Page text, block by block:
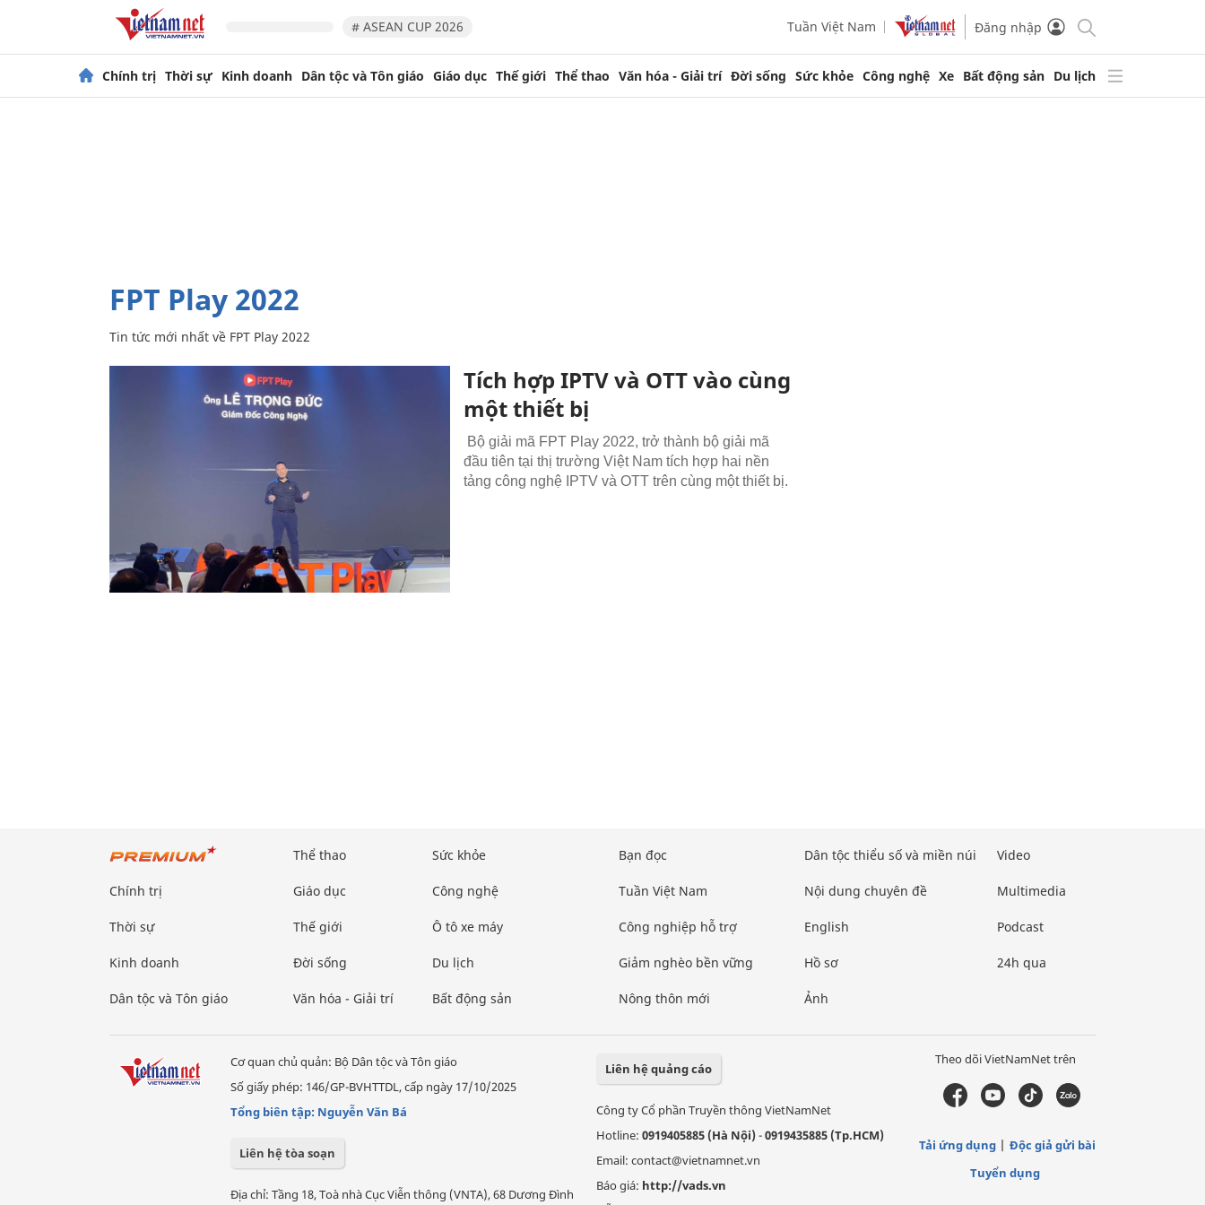
# ASEAN CUP 2026 Tuần Việt Nam Đăng nhập
Chính trị Thời sự Kinh doanh Dân tộc và Tôn giáo Giáo dục Thế giới Thể thao Văn hóa - Giải trí Đời sống Sức khỏe Công nghệ Xe Bất động sản Du lịch
FPT Play 2022
Tin tức mới nhất về FPT Play 2022
Tích hợp IPTV và OTT vào cùng
một thiết bị
Bộ giải mã FPT Play 2022, trở thành bộ giải mã
đầu tiên tại thị trường Việt Nam tích hợp hai nền
tảng công nghệ IPTV và OTT trên cùng một thiết bị.
Chính trị
Thời sự
Kinh doanh
Dân tộc và Tôn giáo
Thể thao
Giáo dục
Thế giới
Đời sống
Văn hóa - Giải trí
Sức khỏe
Công nghệ
Ô tô xe máy
Du lịch
Bất động sản
Bạn đọc
Tuần Việt Nam
Công nghiệp hỗ trợ
Giảm nghèo bền vững
Nông thôn mới
Dân tộc thiểu số và miền núi
Nội dung chuyên đề
English
Hồ sơ
Ảnh
Video
Multimedia
Podcast
24h qua
Cơ quan chủ quản: Bộ Dân tộc và Tôn giáo
Số giấy phép: 146/GP-BVHTTDL, cấp ngày 17/10/2025
Tổng biên tập: Nguyễn Văn Bá
Liên hệ tòa soạn
Địa chỉ: Tầng 18, Toà nhà Cục Viễn thông (VNTA), 68 Dương Đình
Liên hệ quảng cáo
Công ty Cổ phần Truyền thông VietNamNet
Hotline: 0919405885 (Hà Nội)-0919435885 (Tp.HCM)
Email: contact@vietnamnet.vn
Báo giá: http://vads.vn
Theo dõi VietNamNet trên
Tải ứng dụng
Độc giả gửi bài
Tuyển dụng